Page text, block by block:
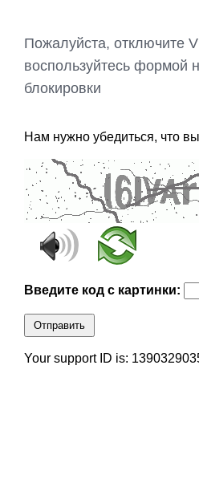
Пожалуйста, отключите
воспользуйтесь формой
блокировки
Нам нужно убедиться, что
Введите код с картинки:
Отправить
Your support ID is: